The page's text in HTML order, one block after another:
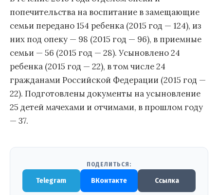
попечительства на воспитание в замещающие
семьи передано 154 ребенка (2015 год — 124), из
них под опеку — 98 (2015 год — 96), в приемные
семьи — 56 (2015 год — 28). Усыновлено 24
ребенка (2015 год — 22), в том числе 24
гражданами Российской Федерации (2015 год —
22). Подготовлены документы на усыновление
25 детей мачехами и отчимами, в прошлом году
— 37.
ПОДЕЛИТЬСЯ:
Telegram ВКонтакте Ссылка